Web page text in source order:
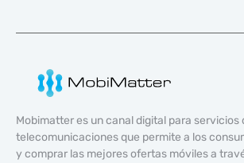
Mobimatter es un canal digital para servicios
telecomunicaciones que permite a los
y comprar las mejores ofertas móviles a